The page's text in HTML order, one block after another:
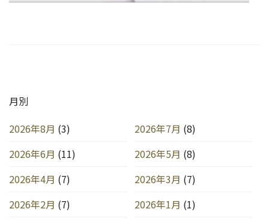
月別
2026年8月 (3) 2026年7月 (8)
2026年6月 (11) 2026年5月 (8)
2026年4月 (7) 2026年3月 (7)
2026年2月 (7) 2026年1月 (1)